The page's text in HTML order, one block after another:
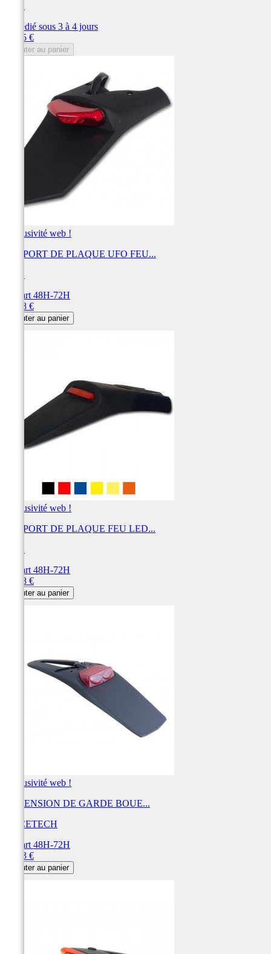
Expédié sous 3 à 4 jours
59,65 €
Ajouter au panier
Exclusivité web !
SUPPORT DE PLAQUE UFO FEU...
Départ 48H-72H
55,08 €
Ajouter au panier
Exclusivité web !
SUPPORT DE PLAQUE FEU LED...
Départ 48H-72H
55,08 €
Ajouter au panier
Exclusivité web !
EXTENSION DE GARDE BOUE...
RACETECH
Départ 48H-72H
43,33 €
Ajouter au panier